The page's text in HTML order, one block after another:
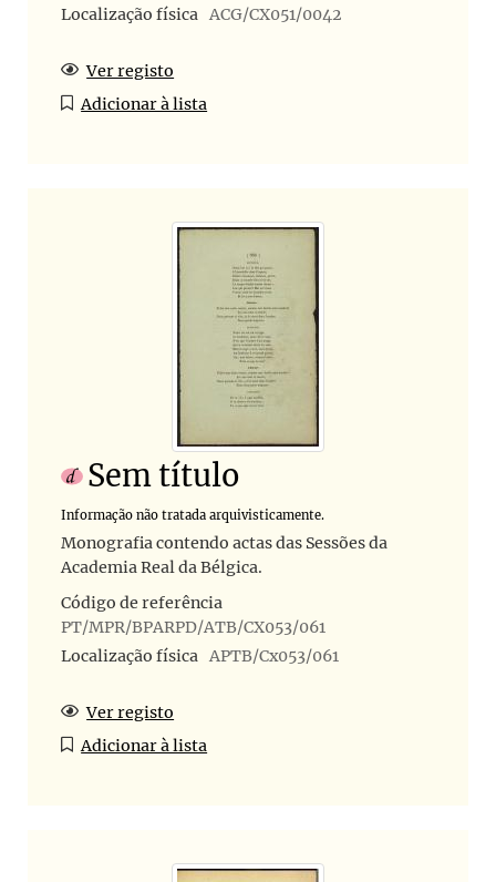
Localização física ACG/CX051/0042
Ver registo
Adicionar à lista
Sem título
Informação não tratada arquivisticamente.
Monografia contendo actas das Sessões da
Academia Real da Bélgica.
Código de referência
PT/MPR/BPARPD/ATB/CX053/061
Localização física APTB/Cx053/061
Ver registo
Adicionar à lista